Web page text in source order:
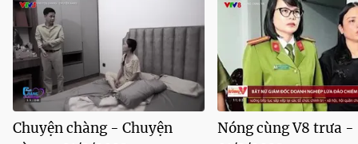
Chuyện chàng - Chuyện
Nóng cùng V8 trưa -